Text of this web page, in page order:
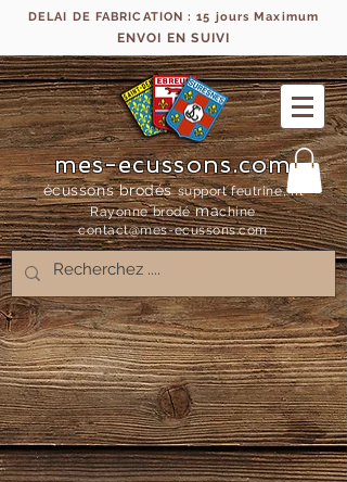
DELAI DE FABRICATION : 15 jours Maximum
ENVOI EN SUIVI
mes-ecussons.com
écussons brodés support feutrine, fil
Rayonne brodémachine
contact@mes-ecussons.com